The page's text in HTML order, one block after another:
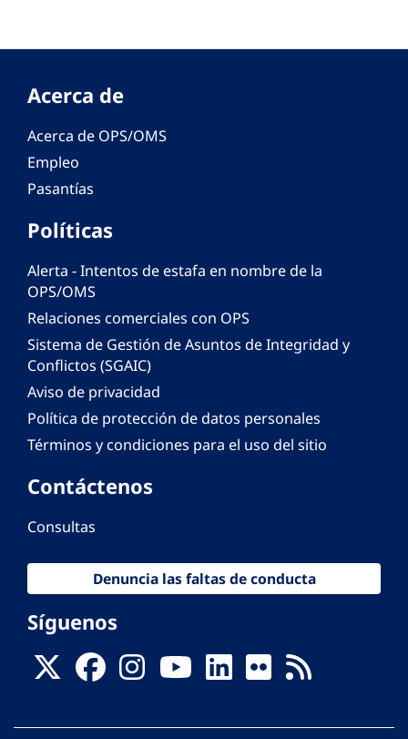
Acerca de
Acerca de OPS/OMS
Empleo
Pasantías
Políticas
Alerta - Intentos de estafa en nombre de la
OPS/OMS
Relaciones comerciales con OPS
Sistema de Gestión de Asuntos de Integridad y
Conflictos (SGAIC)
Aviso de privacidad
Política de protección de datos personales
Términos y condiciones para el uso del sitio
Contáctenos
Consultas
Denuncia las faltas de conducta
Síguenos